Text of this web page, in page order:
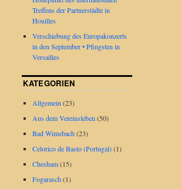
Treffens der Partnerstädte in
Houilles
Verschiebung des Europakonzerts
in den September • Pfingsten in
Versailles
KATEGORIEN
Allgemein (23)
Aus dem Vereinsleben (50)
Bad Wimsbach(23)
Celorico de Basto (Portugal)(1)
Chesham(15)
Fogarasch(1)